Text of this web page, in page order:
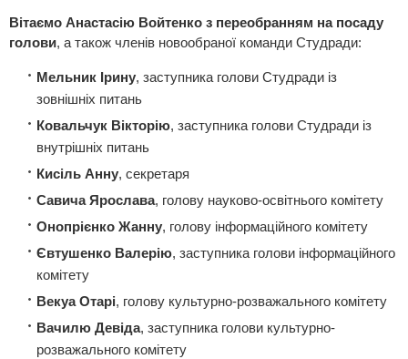
Вітаємо Анастасію Войтенко з переобранням на посаду
голови, а також членів новообраної команди Студради:
Мельник Ірину, заступника голови Студради із
зовнішніх питань
Ковальчук Вікторію, заступника голови Студради із
внутрішніх питань
Кисіль Анну, секретаря
Савича Ярослава, голову науково-освітнього комітету
Онопрієнко Жанну, голову інформаційного комітету
Євтушенко Валерію, заступника голови інформаційного
комітету
Векуа Отарі, голову культурно-розважального комітету
Вачилю Девіда, заступника голови культурно-
розважального комітету